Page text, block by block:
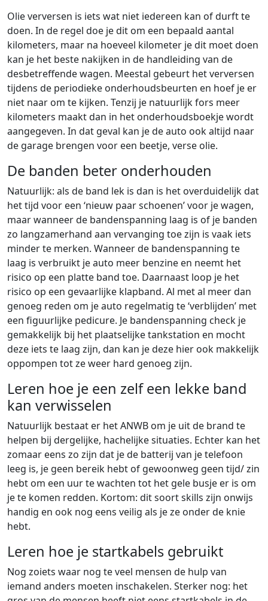
Olie verversen is iets wat niet iedereen kan of durft te
doen. In de regel doe je dit om een bepaald aantal
kilometers, maar na hoeveel kilometer je dit moet doen
kan je het beste nakijken in de handleiding van de
desbetreffende wagen. Meestal gebeurt het verversen
tijdens de periodieke onderhoudsbeurten en hoef je er
niet naar om te kijken. Tenzij je natuurlijk fors meer
kilometers maakt dan in het onderhoudsboekje wordt
aangegeven. In dat geval kan je de auto ook altijd naar
de garage brengen voor een beetje, verse olie.
De banden beter onderhouden
Natuurlijk: als de band lek is dan is het overduidelijk dat
het tijd voor een ‘nieuw paar schoenen’ voor je wagen,
maar wanneer de bandenspanning laag is of je banden
zo langzamerhand aan vervanging toe zijn is vaak iets
minder te merken. Wanneer de bandenspanning te
laag is verbruikt je auto meer benzine en neemt het
risico op een platte band toe. Daarnaast loop je het
risico op een gevaarlijke klapband. Al met al meer dan
genoeg reden om je auto regelmatig te ‘verblijden’ met
een figuurlijke pedicure. Je bandenspanning check je
gemakkelijk bij het plaatselijke tankstation en mocht
deze iets te laag zijn, dan kan je deze hier ook makkelijk
oppompen tot ze weer hard genoeg zijn.
Leren hoe je een zelf een lekke band
kan verwisselen
Natuurlijk bestaat er het ANWB om je uit de brand te
helpen bij dergelijke, hachelijke situaties. Echter kan het
zomaar eens zo zijn dat je de batterij van je telefoon
leeg is, je geen bereik hebt of gewoonweg geen tijd/ zin
hebt om een uur te wachten tot het gele busje er is om
je te komen redden. Kortom: dit soort skills zijn onwijs
handig en ook nog eens veilig als je ze onder de knie
hebt.
Leren hoe je startkabels gebruikt
Nog zoiets waar nog te veel mensen de hulp van
iemand anders moeten inschakelen. Sterker nog: het